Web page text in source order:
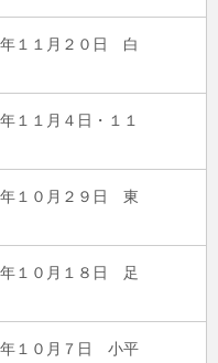
年１１月２０日 白
１１月４日・１１
年１０月２９日 東
年１０月１８日 足
年１０月７日 小平